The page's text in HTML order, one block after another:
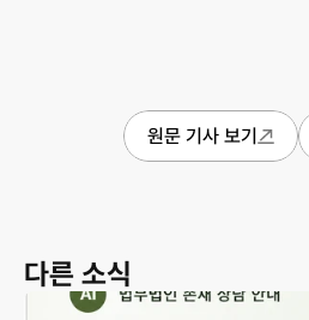
원문 기사 보기
다른 소식